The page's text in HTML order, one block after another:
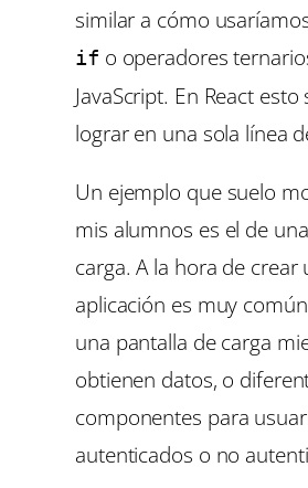
similar a cómo
if o operadores
JavaScript. En React
lograr en una sola línea
Un ejemplo que suelo
mis alumnos es el de
carga. A la hora de crear
aplicación es muy
una pantalla de carga
obtienen datos, o
componentes para
autenticados o no